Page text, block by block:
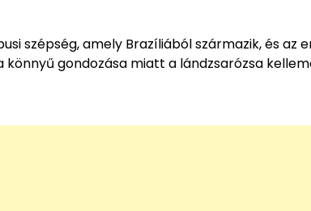
szépség, amely Brazíliából származik, és az
gondozása miatt a lándzsarózsa